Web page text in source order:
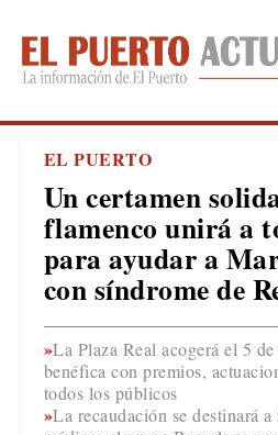
EL PUERTO
Un certamen
flamenco unirá a
para ayudar a
con síndrome de
La Plaza Real acogerá el 5
benéfica con premios,
todos los públicos
La recaudación se destinará